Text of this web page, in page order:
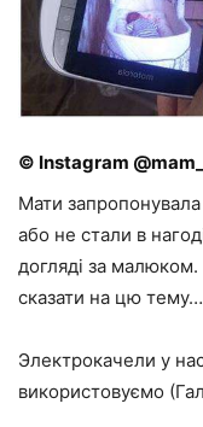
© Instagram
Мати
або не стали в
догляді за
сказати на цю тему…
Электрокачели у
використовуємо